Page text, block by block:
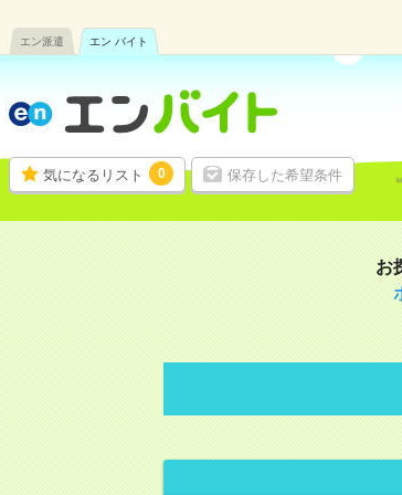
エン派遣 エン バイト
気になるリスト 0 保存した希望条件
お